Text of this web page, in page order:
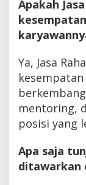
Apakah
Ya, Jasa
mentoring,
posisi yang
Apa saja
ditawarkan